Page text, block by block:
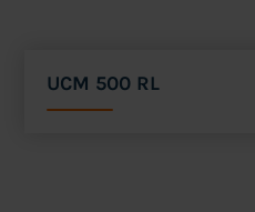
UCM 500 RL